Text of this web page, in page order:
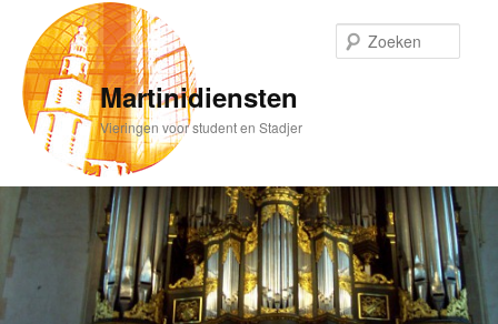
primaire
inhoud
Martinidiensten
Vieringen voor student en Stadjer